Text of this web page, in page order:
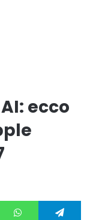
ecco
WhatsApp